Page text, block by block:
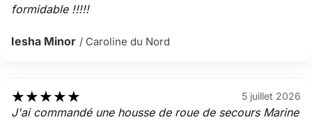
formidable !!!!!
Iesha Minor / Caroline du Nord
★★★★★ 5 juillet 2026
J'ai commandé une housse de roue de secours Marine